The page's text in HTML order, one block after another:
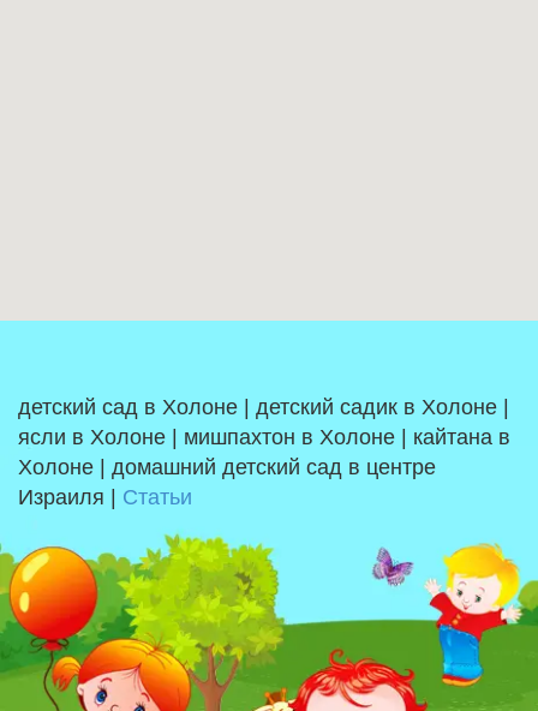
детский сад в Холоне | детский садик в Холоне |
ясли в Холоне | мишпахтон в Холоне | кайтана в
Холоне | домашний детский сад в центре
Израиля | Статьи